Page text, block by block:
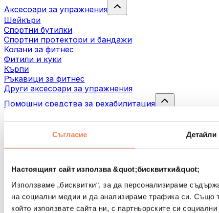
Съгласие Детайли
Настоящият сайт използва &quot;бисквитки&quot;
Използваме „бисквитки“, за да персонализираме
на социални медии и да анализираме трафика си. Също
който използвате сайта ни, с партньорските си
Аксесоари за упражнения
Шейкъри
Спортни бутилки
Спортни протектори и бандажи
Колани за фитнес
Фитили и куки
Кърпи
Ръкавици за фитнес
Други аксесоари за упражнения
Помощни средства за рехабилитация
Инструменти за масаж
Масажни ролери
Чанти и аксесоари за храна
Чанти за фитнес
Раници
Аксесоари според вида дейност